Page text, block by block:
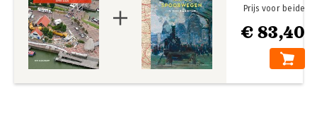
€ 83,40
Prijs voor beide